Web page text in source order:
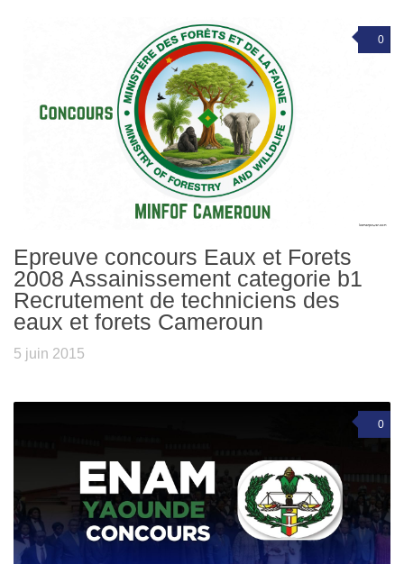
0
Epreuve concours Eaux et Forets
2008 Assainissement categorie b1
Recrutement de techniciens des
eaux et forets Cameroun
5 juin 2015
0